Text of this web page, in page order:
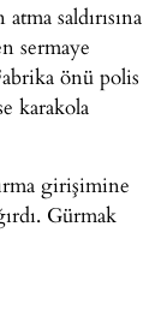
saldırısına
sermaye
önü polis
karakola
girişimine
Gürmak